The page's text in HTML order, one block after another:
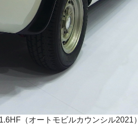
（オートモビルカウンシル2021）